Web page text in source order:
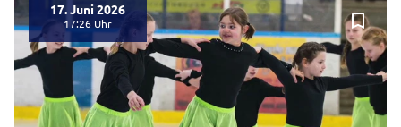
bookmark_border
17. Juni 2026
17:26